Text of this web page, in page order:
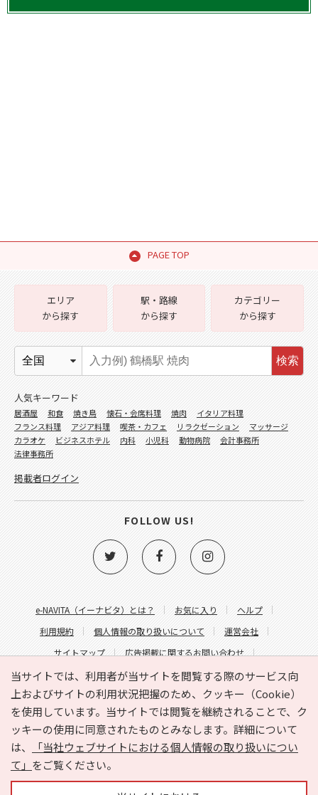
PAGE TOP
当サイトでは、利用者が当サイトを閲覧する際のサービス向
上およびサイトの利用状況把握のため、クッキー（Cookie）
を使用しています。当サイトでは閲覧を継続されることで、ク
ッキーの使用に同意されたものとみなします。詳細について
は、
「当社ウェブサイトにおける個人情報の取り扱いについ
て」 をご覧ください。
e-NAVITA（イーナビタ）とは？ お気に入り
ヘルプ
利用規約
個人情報の取り扱いについて
運営会社
サイトマップ
広告掲載に関するお問い合わせ
サイトの内容に関するお問い合わせ
エリア
から探す
駅・路線
から探す
カテゴリー
から探す
検索
人気キーワード
居酒屋 和食 焼き鳥 懐石・会席料理 焼肉
イタリア料理
フランス料理
アジア料理 喫茶・カフェ リラクゼーション
マッサージ
カラオケ
ビジネスホテル 内科 小児科 動物病院
会計事務所
法律事務所
掲載者ログイン
FOLLOW US!
Copyright © HYOJITO.Co.,Ltd. All Rights Reserved.